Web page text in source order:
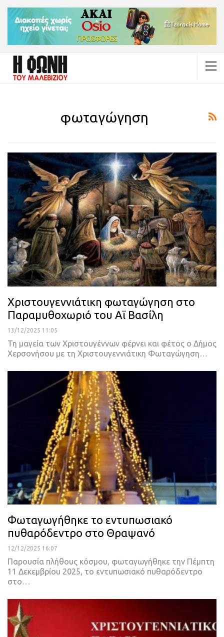
φωταγώγηση
Χριστουγεννιάτικη φωταγώγηση στο
Παραμυθοχωριό του Αϊ Βασίλη
13/12/2025 11:05
Τη μαγεία των Χριστουγέννων φέρνει και φέτος ο Δήμος
Χερσονήσου με τη Χριστουγεννιάτικη Φωταγώγηση…
Φωταγωγήθηκε το εντυπωσιακό
πυθαρόδεντρο στο Θραψανό
12/12/2025 16:07
Παρουσία πλήθους κόσμου, φωταγωγήθηκε την Πέμπτη
11 Δεκεμβρίου 2025, το εντυπωσιακό πυθαρόδεντρο
στο…